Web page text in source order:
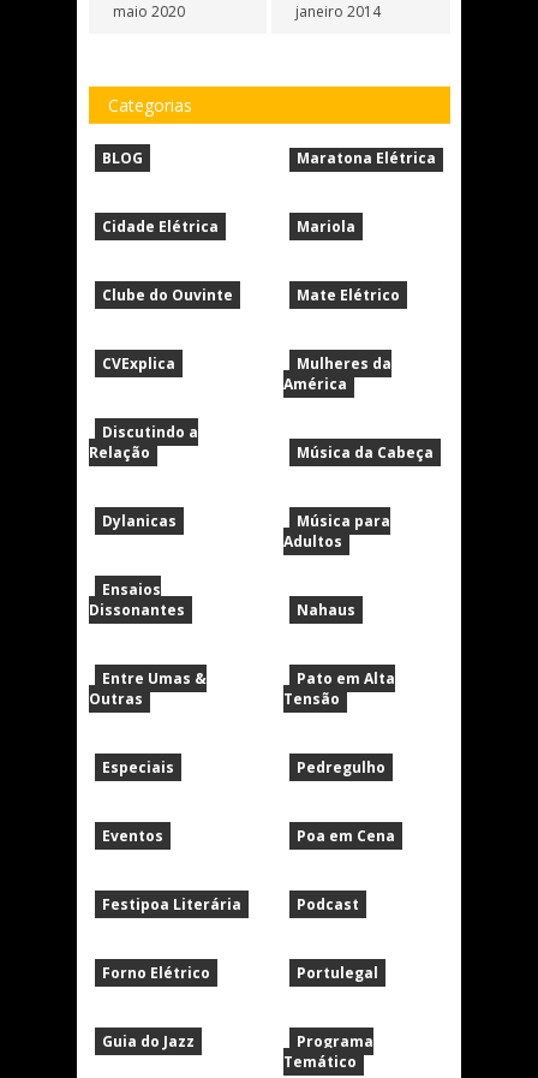
maio 2020 janeiro 2014
Categorias
BLOG
Cidade Elétrica
Clube do Ouvinte
CVExplica
Discutindo a
Relação
Dylanicas
Ensaios
Dissonantes
Entre Umas &
Outras
Especiais
Eventos
Festipoa Literária
Forno Elétrico
Guia do Jazz
Maratona Elétrica
Mariola
Mate Elétrico
Mulheres da
América
Música da Cabeça
Música para
Adultos
Nahaus
Pato em Alta
Tensão
Pedregulho
Poa em Cena
Podcast
Portulegal
Programa
Temático